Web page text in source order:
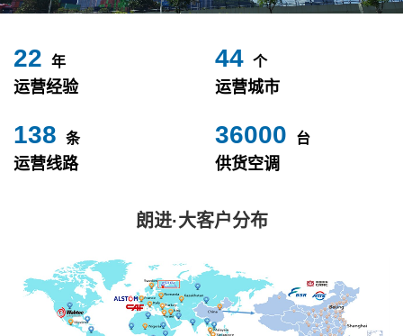
24 年
运营经验
49 个
运营城市
153 条
运营线路
40000 台
供货空调
朗进·大客户分布